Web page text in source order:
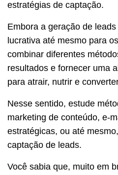
estratégias de captação.
Embora a geração de
lucrativa até mesmo para
combinar diferentes
resultados e fornecer uma
para atrair, nutrir e
Nesse sentido, estude
marketing de conteúdo, e-
estratégicas, ou até
captação de leads.
Você sabia que, muito em